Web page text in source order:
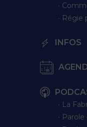
∙
∙ Régie
INFOS
∙ La
∙